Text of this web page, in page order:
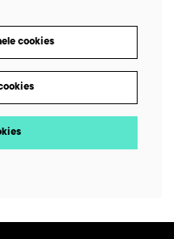
cookies